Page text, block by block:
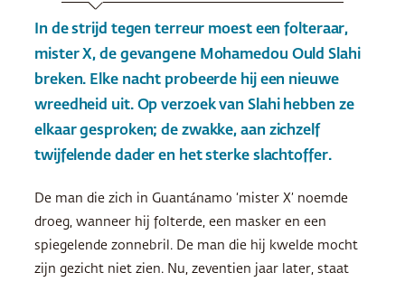
In de strijd tegen terreur moest een folteraar,
mister X, de gevangene Mohamedou Ould Slahi
breken. Elke nacht probeerde hij een nieuwe
wreedheid uit. Op verzoek van Slahi hebben ze
elkaar gesproken; de zwakke, aan zichzelf
twijfelende dader en het sterke slachtoffer.
De man die zich in Guantánamo ‘mister X’ noemde
droeg, wanneer hij folterde, een masker en een
spiegelende zonnebril. De man die hij kwelde mocht
zijn gezicht niet zien. Nu, zeventien jaar later, staat